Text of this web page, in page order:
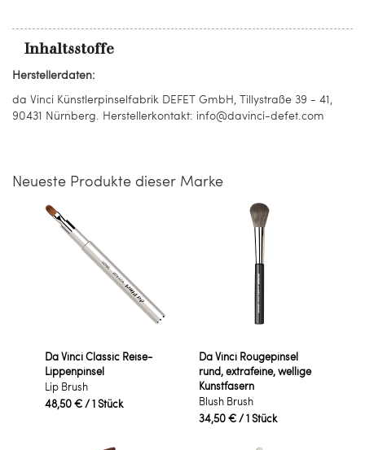
Inhaltsstoffe
Herstellerdaten:
da Vinci Künstlerpinselfabrik DEFET GmbH, Tillystraße 39 - 41,
90431 Nürnberg. Herstellerkontakt: info@davinci-defet.com
Neueste Produkte dieser Marke
Da Vinci Classic Reise-
Lippenpinsel
Lip Brush
48,50 €/ 1 Stück
Da Vinci Rougepinsel
rund, extrafeine, wellige
Kunstfasern
Blush Brush
34,50 €/ 1 Stück